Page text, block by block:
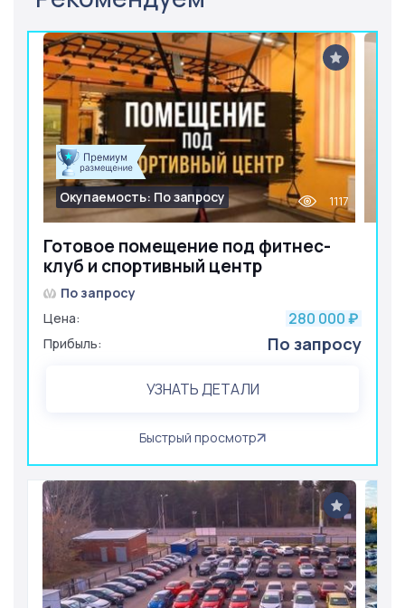
кабинет маникюра/педикюра
кабинет косметолога
кухня
зона отдыха
сан. узел
душевая
кладовая
Готовое помещение под фитнес-
клуб и спортивный центр
Окупаемость: По запросу 1117
По запросу
Цена:
280 000 ₽
Прибыль: По запросу
УЗНАТЬ ДЕТАЛИ
Быстрый просмотр